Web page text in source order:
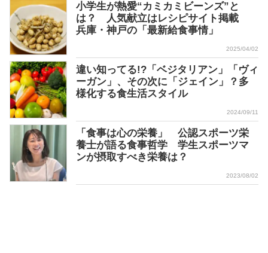
小学生が熱愛“カミカミビーンズ”と
は？ 人気献立はレシピサイト掲載
兵庫・神戸の「最新給食事情」
2025/04/02
違い知ってる!?「ベジタリアン」「ヴィ
ーガン」、その次に「ジェイン」？多
様化する食生活スタイル
2024/09/11
「食事は心の栄養」 公認スポーツ栄
養士が語る食事哲学 学生スポーツマ
ンが摂取すべき栄養は？
2023/08/02